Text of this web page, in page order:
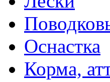
Оснастка
Корма,